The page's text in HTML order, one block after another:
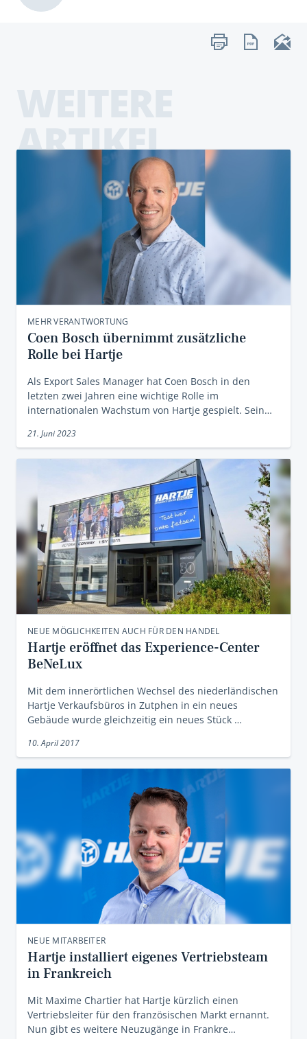
ARTIKEL
MEHR VERANTWORTUNG
Coen Bosch übernimmt zusätzliche
Rolle bei Hartje
Als Export Sales Manager hat Coen Bosch in den
letzten zwei Jahren eine wichtige Rolle im
internationalen Wachstum von Hartje gespielt. Sein…
21. Juni 2023
NEUE MÖGLICHKEITEN AUCH FÜR DEN HANDEL
Hartje eröffnet das Experience-Center
BeNeLux
Mit dem innerörtlichen Wechsel des niederländischen
Hartje Verkaufsbüros in Zutphen in ein neues
Gebäude wurde gleichzeitig ein neues Stück …
10. April 2017
NEUE MITARBEITER
Hartje installiert eigenes Vertriebsteam
in Frankreich
Mit Maxime Chartier hat Hartje kürzlich einen
Vertriebsleiter für den französischen Markt ernannt.
Nun gibt es weitere Neuzugänge in Frankre…